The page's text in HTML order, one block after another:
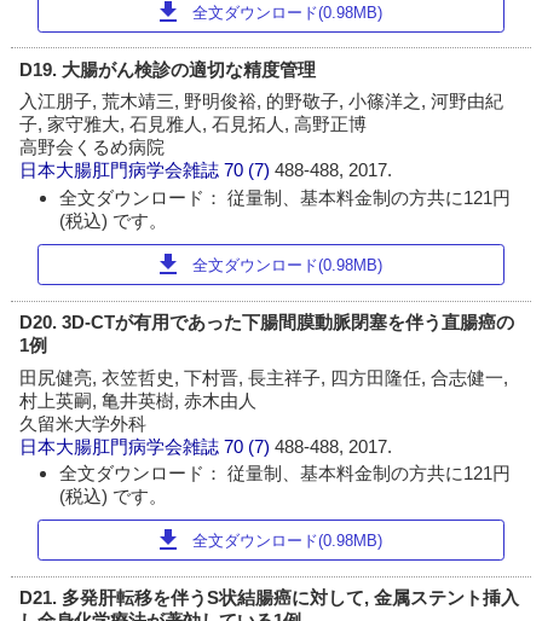
download 全文ダウンロード(0.98MB)
D19. 大腸がん検診の適切な精度管理
入江朋子, 荒木靖三, 野明俊裕, 的野敬子, 小篠洋之, 河野由紀
子, 家守雅大, 石見雅人, 石見拓人, 高野正博
高野会くるめ病院
日本大腸肛門病学会雑誌 70 (7)488-488, 2017.
全文ダウンロード： 従量制、基本料金制の方共に121円
(税込) です。
download 全文ダウンロード(0.98MB)
D20. 3D-CTが有用であった下腸間膜動脈閉塞を伴う直腸癌の
1例
田尻健亮, 衣笠哲史, 下村晋, 長主祥子, 四方田隆任, 合志健一,
村上英嗣, 亀井英樹, 赤木由人
久留米大学外科
日本大腸肛門病学会雑誌 70 (7)488-488, 2017.
全文ダウンロード： 従量制、基本料金制の方共に121円
(税込) です。
download 全文ダウンロード(0.98MB)
D21. 多発肝転移を伴うS状結腸癌に対して, 金属ステント挿入